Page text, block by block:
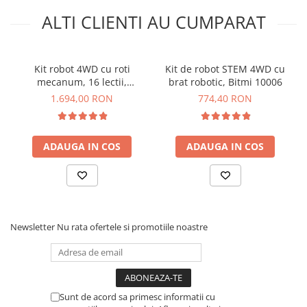
Sistemul cu patru roti motrice asigura stabilitate si
Ce contine cutia?
Kit-ul contine tot ce este necesar pentru asamblarea si
Acumulatori 18650, care pot fi achizitionati deAICIsi
incarcator care poate fi achizitionat deAICI. Acest kit este
de tip modular si nu necesita lipirea firelor sau pinilor pe
CH340, disponibilaAICI
1x Placa expansiune
1x Telecomanda
1x Senzor ultrasonic HC-SR04, disponibil
1x Modul ESP32-CAM
1x Antena wireless transreceiver
ALTI CLIENTI AU CUMPARAT
Kit robot 4WD cu roti
mecanum, 16 lectii,
compatibil Micro:Bit,
1.694,00 RON
ADAUGA IN COS
Kit de robot STEM 4WD cu
brat robotic, Bitmi 10006
774,40 RON
ADAUGA IN COS
Newsletter Nu rata ofertele si promotiile noastre
Sunt de acord sa primesc informatii cu